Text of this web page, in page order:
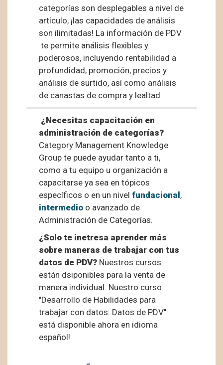
categorías son desplegables a nivel de
artículo, ¡las capacidades de análisis
son ilimitadas! La información de PDV
te permite análisis flexibles y
poderosos, incluyendo rentabilidad a
profundidad, promoción, precios y
análisis de surtido, así como análisis
de canastas de compra y lealtad.
¿Necesitas capacitación en
administración de categorías?
Category Management Knowledge
Group te puede ayudar tanto a ti,
como a tu equipo u organización a
capacitarse ya sea en tópicos
específicos o en un nivelfundacional,
intermedio o avanzado de
Administración de Categorías.
¿Solo te inetresa aprender más
sobre maneras de trabajar con tus
datos de PDV? Nuestros cursos
están dsiponibles para la venta de
manera individual. Nuestro curso
"Desarrollo de Habilidades para
trabajar con datos: Datos de PDV"
está disponible ahora en idioma
español!